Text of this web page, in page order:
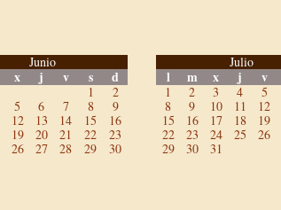
Junio
x j v s d
1
2
5 6 7 8
9
12 13 14 15
16
19 20 21 22
23
26 27 28 29 30
Julio
l m x j v
1 2 3 4 5
8
9 10 11 12
15
16 17 18 19
22
23 24 25 26
29
30 31